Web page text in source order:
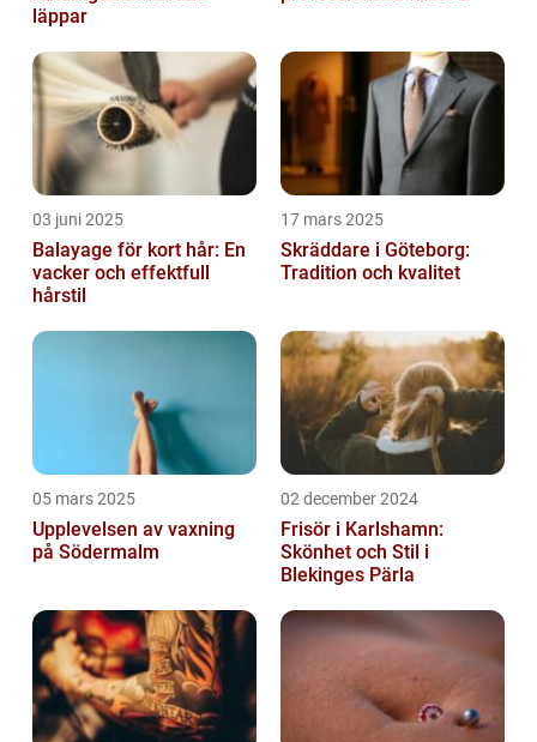
läppar
03 juni 2025
Balayage för kort hår: En
vacker och effektfull
hårstil
17 mars 2025
Skräddare i Göteborg:
Tradition och kvalitet
05 mars 2025
Upplevelsen av vaxning
på Södermalm
02 december 2024
Frisör i Karlshamn:
Skönhet och Stil i
Blekinges Pärla